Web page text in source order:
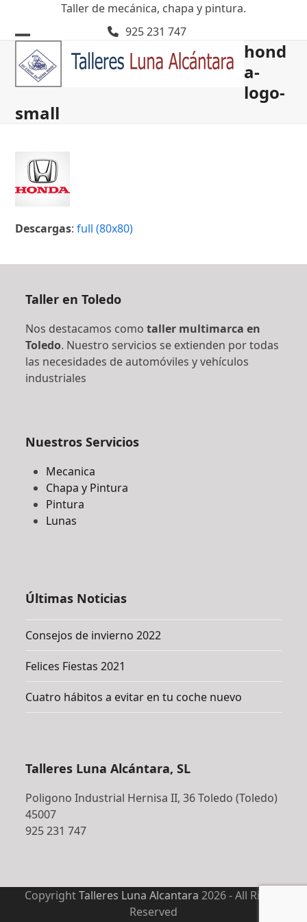
content
Taller de mecánica, chapa y pintura.
925 231 747
Open
mobile
Close
mobile
hond
a-
logo-
small
Descargas:full (80x80)
Taller en Toledo
Nos destacamos comotaller multimarca en
Toledo. Nuestro servicios se extienden por todas
las necesidades de automóviles y vehículos
industriales
Nuestros Servicios
Mecanica
Chapa y Pintura
Pintura
Lunas
Últimas Noticias
Consejos de invierno 2022
Felices Fiestas 2021
Cuatro hábitos a evitar en tu coche nuevo
Talleres Luna Alcántara, SL
Poligono Industrial Hernisa II, 36 Toledo (Toledo)
45007
925 231 747
CopyrightTalleres Luna Alcantara 2026 - All Rights
Reserved